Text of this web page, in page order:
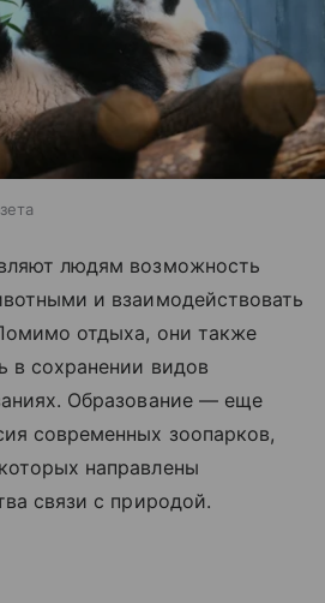
людям возможность
и взаимодействовать
отдыха, они также
в сохранении видов
Образование — еще
современных зоопарков,
направлены
связи с природой.